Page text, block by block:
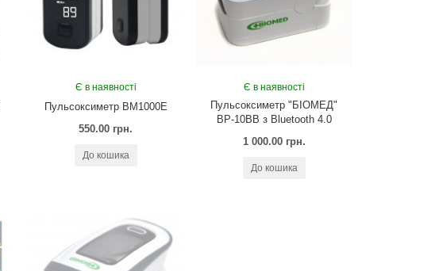
Є в наявності
Пульсоксиметр BM1000E
550.00 грн.
До кошика
Є в наявності
Пульсоксиметр "БІОМЕД"
ВР-10ВB з Bluetooth 4.0
1 000.00 грн.
До кошика